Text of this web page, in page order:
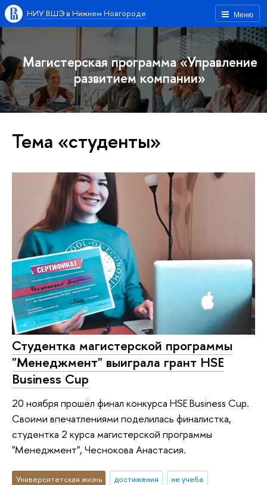
Меню
НИУ ВШЭ в Нижнем Новгороде
Магистерская программа «Управление
развитием компании»
Тема «студенты»
Студентка магистерской программы
"Менеджмент" выиграла грант HSE
Business Cup
20 ноября прошёл финал конкурса HSE Business Cup.
Своими впечатлениями поделилась финалистка,
студентка 2 курса магистерской программы
"Менеджмент", Чеснокова Анастасия.
Университетская жизнь достижения
не учеба